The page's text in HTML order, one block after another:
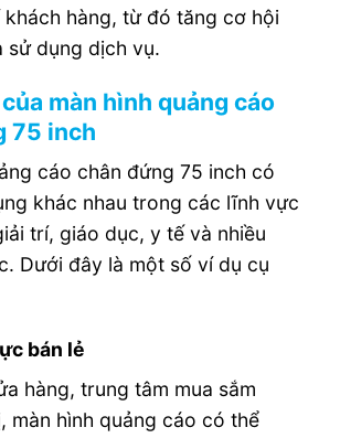
hàng, từ đó tăng cơ hội
sử dụng dịch vụ.
màn hình quảng cáo
75 inch
cáo chân đứng 75 inch có
khác nhau trong các lĩnh vực
trí, giáo dục, y tế và nhiều
Dưới đây là một số ví dụ cụ
bán lẻ
hàng, trung tâm mua sắm
màn hình quảng cáo có thể